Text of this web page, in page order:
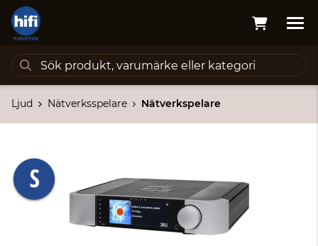
Ljud Nätverksspelare Nätverkspelare